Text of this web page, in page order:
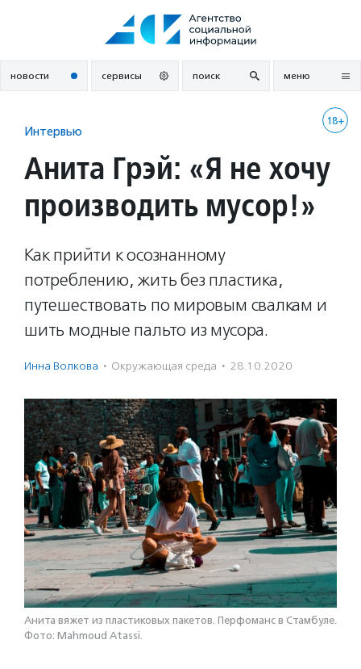
новости сервисы поиск меню
18+
Интервью
Анита Грэй: «Я не хочу
производить мусор!»
Как прийти к осознанному
потреблению, жить без пластика,
путешествовать по мировым свалкам и
шить модные пальто из мусора.
Инна Волкова · Окружающая среда · 28.10.2020
Анита вяжет из пластиковых пакетов. Перфоманс в Стамбуле.
Фото: Mahmoud Atassi.